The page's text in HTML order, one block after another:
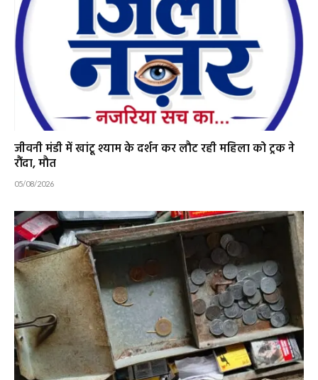
जीवनी मंडी में खांटू श्याम के दर्शन कर लौट रही महिला को ट्रक ने
रौंदा, मौत
05/08/2026